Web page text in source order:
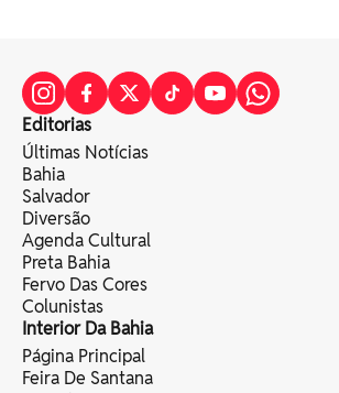
Editorias
Últimas Notícias
Bahia
Salvador
Diversão
Agenda Cultural
Preta Bahia
Fervo Das Cores
Colunistas
Interior Da Bahia
Página Principal
Feira De Santana